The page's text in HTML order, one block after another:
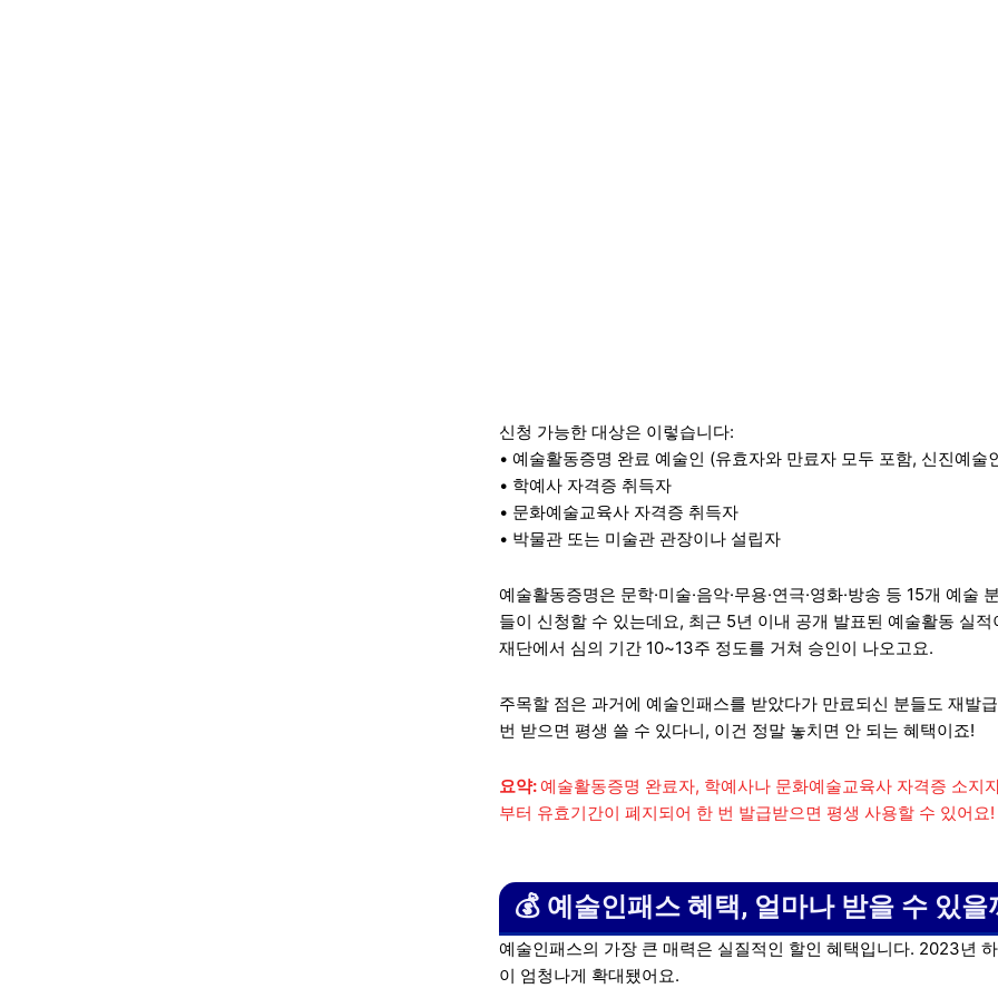
신청 가능한 대상은 이렇습니다:
• 예술활동증명 완료 예술인 (유효자와 만료자 모두 포함, 신진예술
• 학예사 자격증 취득자
• 문화예술교육사 자격증 취득자
• 박물관 또는 미술관 관장이나 설립자
예술활동증명은 문학·미술·음악·무용·연극·영화·방송 등 15개 예
들이 신청할 수 있는데요, 최근 5년 이내 공개 발표된 예술활동 실
재단에서 심의 기간 10~13주 정도를 거쳐 승인이 나오고요.
주목할 점은 과거에 예술인패스를 받았다가 만료되신 분들도 재발
번 받으면 평생 쓸 수 있다니, 이건 정말 놓치면 안 되는 혜택이죠!
요약:예술활동증명 완료자, 학예사나 문화예술교육사 자격증 소
부터 유효기간이 폐지되어 한 번 발급받으면 평생 사용할 수 있어요!
💰 예술인패스 혜택, 얼마나 받을 수 있을
예술인패스의 가장 큰 매력은 실질적인 할인 혜택입니다. 2023년
이 엄청나게 확대됐어요.